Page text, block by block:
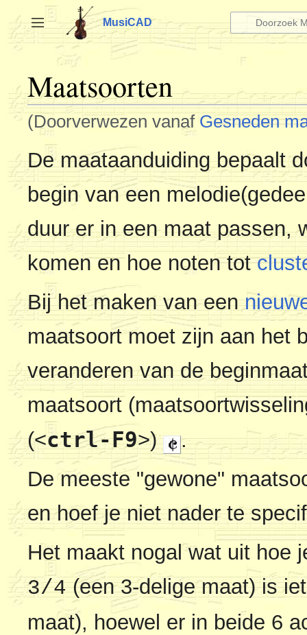
inhoud
springen
Zijbalk omschakelen
MusiCAD
Maatsoorten
(Doorverwezen vanaf Gesneden
De maataanduiding bepaalt
begin van een
duur er in een maat passen,
komen en hoe noten tot
Bij het maken van een
maatsoort moet zijn aan het
veranderen van de
maatsoort
(<ctrl-F9>)
.
De meeste "gewone"
en hoef je niet nader te
Het maakt nogal wat uit hoe
3/4(een 3-delige maat) is
maat), hoewel er in beide 6